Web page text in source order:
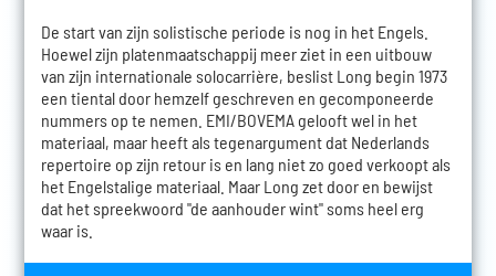
De start van zijn solistische periode is nog in het Engels.
Hoewel zijn platenmaatschappij meer ziet in een uitbouw
van zijn internationale solocarrière, beslist Long begin 1973
een tiental door hemzelf geschreven en gecomponeerde
nummers op te nemen. EMI/BOVEMA gelooft wel in het
materiaal, maar heeft als tegenargument dat Nederlands
repertoire op zijn retour is en lang niet zo goed verkoopt als
het Engelstalige materiaal. Maar Long zet door en bewijst
dat het spreekwoord "de aanhouder wint" soms heel erg
waar is.